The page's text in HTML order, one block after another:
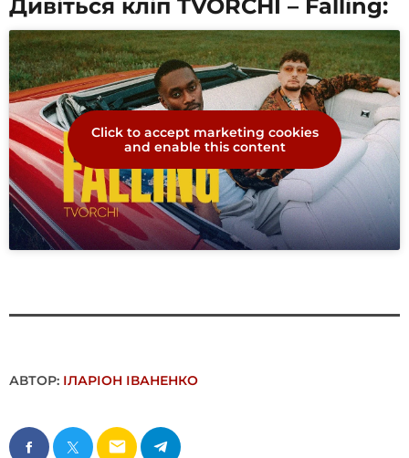
Дивіться кліп TVORCHI – Falling:
Click to accept marketing cookies
and enable this content
АВТОР: ІЛАРІОН ІВАНЕНКО
email